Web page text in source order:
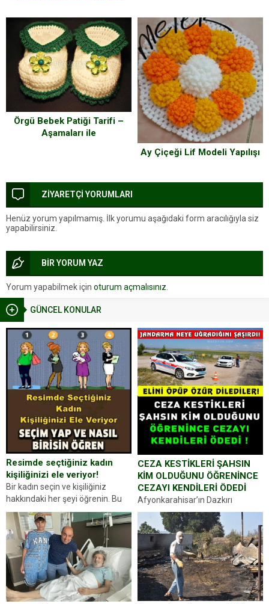
GÜNCEL KONULAR
Resimde seçtiğiniz kadın
kişiliğinizi ele veriyor!
Bir kadın seçin ve kişiliğiniz
hakkındaki her şeyi öğrenin. Bu
kez karşınıza oldukça farklı bir
kişilik testiyle çıkıyoruz. Resimde
gördüğünüz kadın figürlerinden
dikkatinizi en...
CEZA KESTİKLERİ ŞAHSIN
KİM OLDUĞUNU ÖĞRENİNCE
CEZAYI KENDİLERİ ÖDEDİ
Afyonkarahisar’ın Dazkırı
ilçesinde trafik uygulaması
yapan jandarma ekipleri
durdurdukları bir otomobilin
sürücüsünden ehliyet ve ruhsat
sorup belgelerini istedi. Sürücü
Abdurrahman Ö.nün verdiği
evraklarda eksik olduğunu...
Örgü Bebek Patiği Tarifi –
Aşamaları ile
Ay Çiçeği Lif Modeli Yapılışı
ZİYARETÇİ YORUMLARI
Henüz yorum yapılmamış. İlk yorumu aşağıdaki form aracılığıyla siz
yapabilirsiniz.
BİR YORUM YAZ
Yorum yapabilmek için oturum açmalısınız.